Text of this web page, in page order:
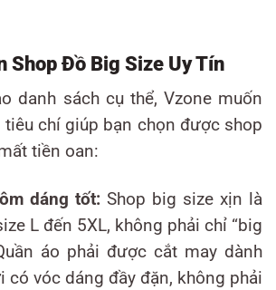
Shop Đồ Big Size Uy Tín
danh sách cụ thể, Vzone muốn
tiêu chí giúp bạn chọn được shop
tiền oan:
dáng tốt: Shop big size xịn là
L đến 5XL, không phải chỉ “big
áo phải được cắt may dành
có vóc dáng đầy đặn, không phải